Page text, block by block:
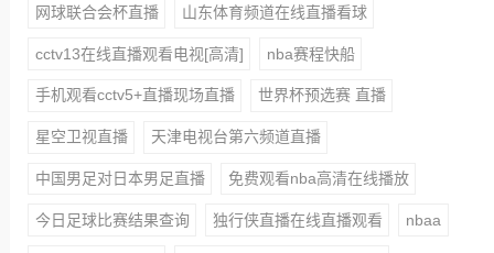
网球联合会杯直播 山东体育频道在线直播看球
cctv13在线直播观看电视[高清] nba赛程快船
手机观看cctv5+直播现场直播 世界杯预选赛 直播
星空卫视直播 天津电视台第六频道直播
中国男足对日本男足直播 免费观看nba高清在线播放
今日足球比赛结果查询 独行侠直播在线直播观看 nbaa